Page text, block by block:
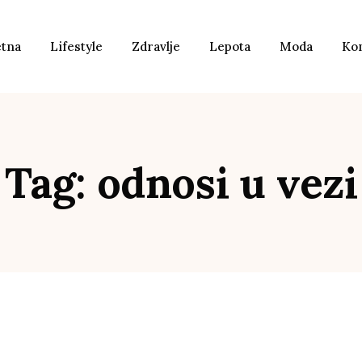
Lifestyle Zdravlje Lepota Moda
Tag: odnosi u vezi